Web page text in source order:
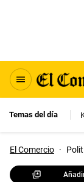
Temas del día
El Comercio ·